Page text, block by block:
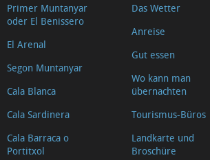
Kabelhaus
Verteidigungsanlagen
der
elf
Windmühlen
in
La
Primer Muntanyar
oder El Benissero
El Arenal
Segon Muntanyar
Cala Blanca
Cala Sardinera
Cala Barraca o
Portitxol
Das Wetter
Anreise
Gut essen
Wo kann man
übernachten
Tourismus-Büros
Landkarte und
Broschüre